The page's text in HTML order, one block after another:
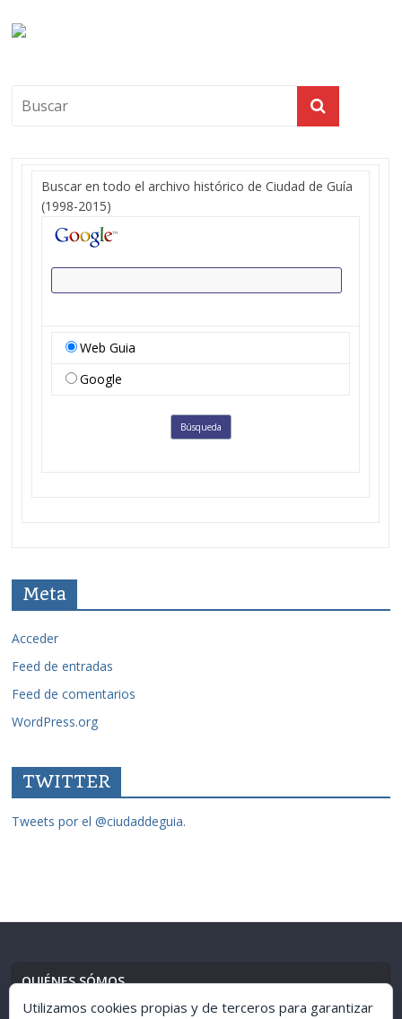
Buscar en todo el archivo histórico de Ciudad de Guía
(1998-2015)
Web Guia
Google
Meta
Acceder
Feed de entradas
Feed de comentarios
WordPress.org
TWITTER
Tweets por el @ciudaddeguia.
QUIÉNES SÓMOS
Utilizamos cookies propias y de terceros para garantizar